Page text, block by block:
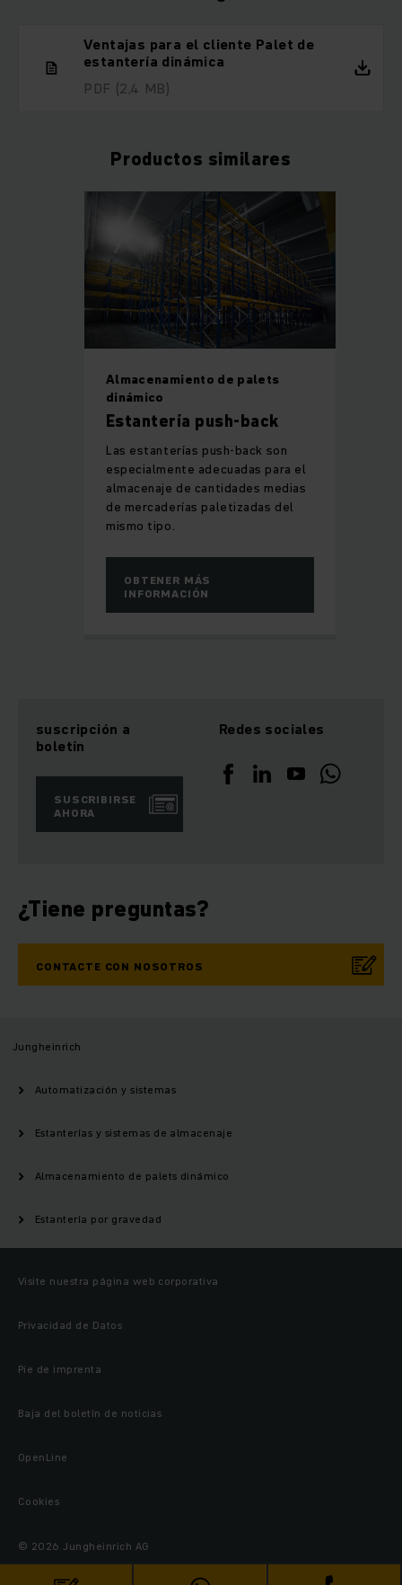
Ventajas para el cliente Palet de
estantería dinámica
PDF (2,4 MB)
Productos similares
Almacenamiento de palets
dinámico
Estantería push-back
Las estanterías push-back son
especialmente adecuadas para el
almacenaje de cantidades medias
de mercaderías paletizadas del
mismo tipo.
OBTENER MÁS
INFORMACIÓN
suscripción a
boletín
SUSCRIBIRSE
AHORA
Redes sociales
¿Tiene preguntas?
CONTACTE CON NOSOTROS
Jungheinrich
Automatización y sistemas
Estanterías y sistemas de almacenaje
Almacenamiento de palets dinámico
Estantería por gravedad
Visite nuestra página web corporativa
Privacidad de Datos
Pie de imprenta
Baja del boletín de noticias
OpenLine
Cookies
© 2026 Jungheinrich AG